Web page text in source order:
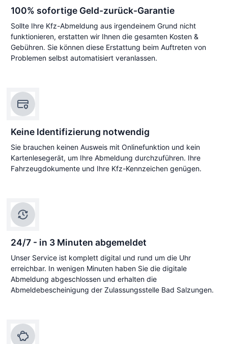
100% sofortige Geld-zurück-Garantie
Sollte Ihre Kfz-Abmeldung aus irgendeinem Grund nicht
funktionieren, erstatten wir Ihnen die gesamten Kosten &
Gebühren. Sie können diese Erstattung beim Auftreten von
Problemen selbst automatisiert veranlassen.
Keine Identifizierung notwendig
Sie brauchen keinen Ausweis mit Onlinefunktion und kein
Kartenlesegerät, um Ihre Abmeldung durchzuführen. Ihre
Fahrzeugdokumente und Ihre Kfz-Kennzeichen genügen.
24/7 - in 3 Minuten abgemeldet
Unser Service ist komplett digital und rund um die Uhr
erreichbar. In wenigen Minuten haben Sie die digitale
Abmeldung abgeschlossen und erhalten die
Abmeldebescheinigung der Zulassungsstelle Bad Salzungen.